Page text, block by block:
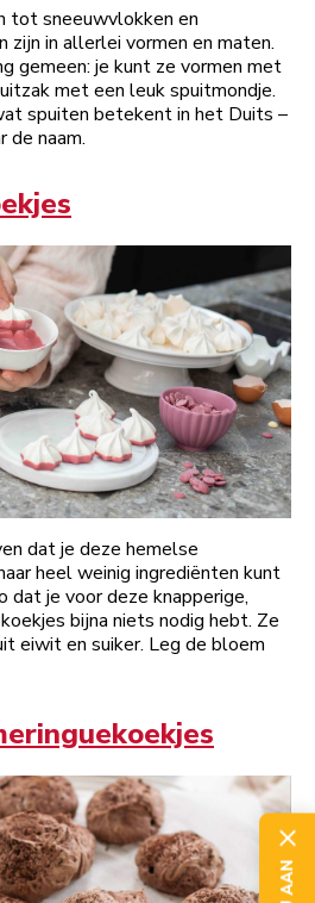
tot sneeuwvlokken en
zijn in allerlei vormen en maten.
gemeen: je kunt ze vormen met
met een leuk spuitmondje.
spuiten betekent in het Duits –
de naam.
dat je deze hemelse
heel weinig ingrediënten kunt
dat je voor deze knapperige,
bijna niets nodig hebt. Ze
eiwit en suiker. Leg de bloem